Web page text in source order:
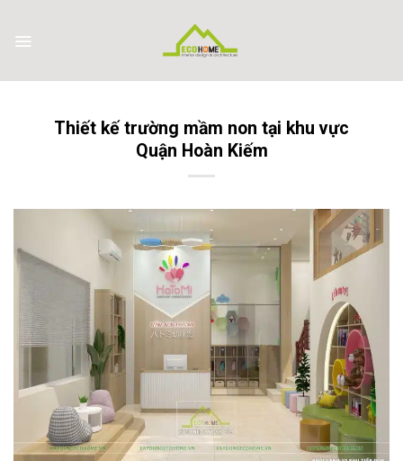
content
Thiết kế trường mầm non tại khu vực
Quận Hoàn Kiếm